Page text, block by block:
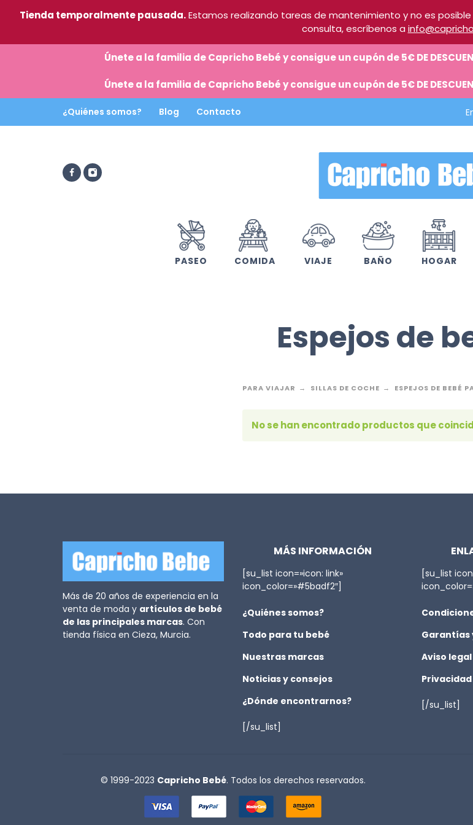
Tienda temporalmente pausada.Estamos realizando tareas de mantenimiento y no es
consulta, escríbenos a
Únete a la familia de Capricho Bebé y consigue un cupón de 5€ DE
Únete a la familia de Capricho Bebé y consigue un cupón de 5€ DE
¿Quiénes somos? Blog Contacto
PASEO COMIDA VIAJE BAÑO HOGAR
Espejos de
PARA VIAJAR SILLAS DE COCHE ESPEJOS DE BEBÉ
No se han encontrado productos que
Más de 20 años de experiencia en la
venta de moda y artículos de bebé
de las principales marcas. Con
tienda física en Cieza, Murcia.
MÁS INFORMACIÓN
[su_list icon=»icon: link»
icon_color=»#5badf2″]
¿Quiénes somos?
Todo para tu bebé
Nuestras marcas
Noticias y consejos
¿Dónde encontrarnos?
[/su_list]
[su_list
Garantías
Aviso legal
[/su_list]
© 1999-2023 Capricho Bebé. Todos los derechos reservados.